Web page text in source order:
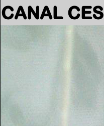
CANAL CES